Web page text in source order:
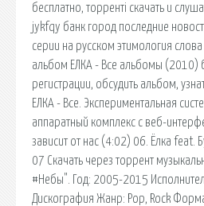
бесплатно, торренті скачать и
jykfqy банк город последние
серии на русском этимология
альбом ЕЛКА - Все альбомы (2010)
регистрации, обсудить альбом,
ЕЛКА - Все. Экспериментальная
аппаратный комплекс с веб-
зависит от нас (4:02) 06. Ёлка feat.
07 Скачать через торрент
#Небы". Год: 2005-2015
Дискография Жанр: Pop, Rock